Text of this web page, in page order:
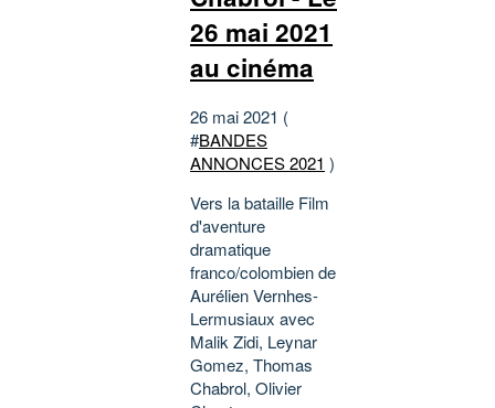
26 mai 2021
au cinéma
26 mai 2021 (
#BANDES
ANNONCES 2021 )
Vers la bataille Film
d'aventure
dramatique
franco/colombien de
Aurélien Vernhes-
Lermusiaux avec
Malik Zidi, Leynar
Gomez, Thomas
Chabrol, Olivier